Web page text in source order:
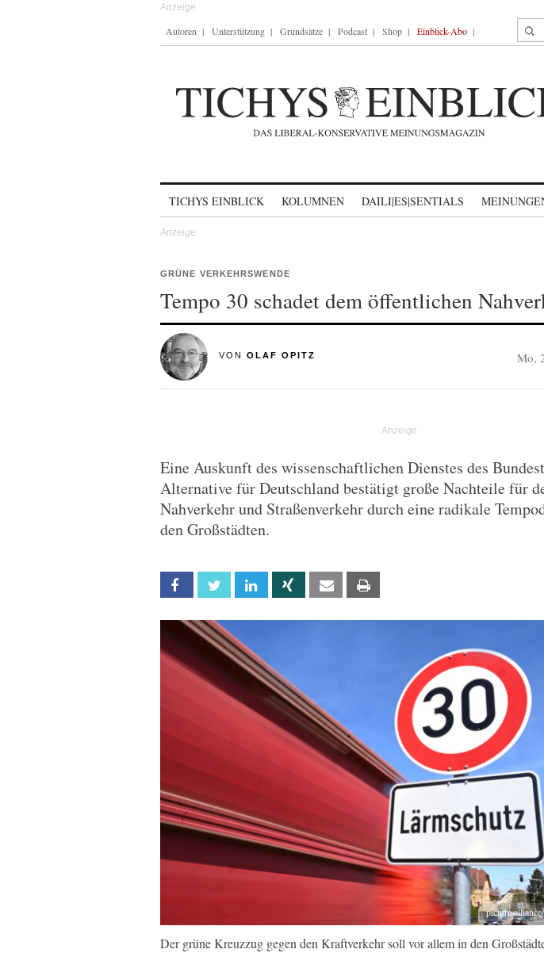
Autoren Unterstützung Grundsätze Podcast Shop Einblick-Abo
TICHYS EINBLICK KOLUMNEN DAILI|ES|SENTIALS
GRÜNE VERKEHRSWENDE
Tempo 30 schadet dem öffentlichen
VON OLAF OPITZ Mo,
Eine Auskunft des wissenschaftlichen Dienstes des
Alternative für Deutschland bestätigt große Nachteile für
Nahverkehr und Straßenverkehr durch eine radikale
den Großstädten.
Facebook Twitter Linkedin Xing Email
picture
Der grüne Kreuzzug gegen den Kraftverkehr soll vor allem in den